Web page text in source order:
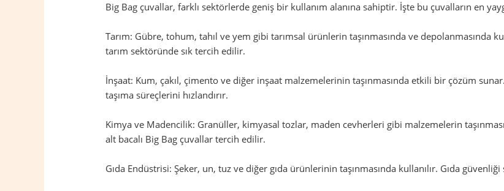
Big Bag çuvallar, farklı sektörlerde geniş bir kullanım alanına sahiptir. İşte bu çuvalların en
Tarım: Gübre, tohum, tahıl ve yem gibi tarımsal ürünlerin taşınmasında ve depolanmasında
tarım sektöründe sık tercih edilir.
İnşaat: Kum, çakıl, çimento ve diğer inşaat malzemelerinin taşınmasında etkili bir çözüm
taşıma süreçlerini hızlandırır.
Kimya ve Madencilik: Granüller, kimyasal tozlar, maden cevherleri gibi malzemelerin
alt bacalı Big Bag çuvallar tercih edilir.
Gıda Endüstrisi: Şeker, un, tuz ve diğer gıda ürünlerinin taşınmasında kullanılır. Gıda